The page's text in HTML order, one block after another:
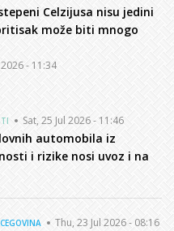
- 11:34
Celzijusa nisu jedini
može biti mnogo
Sat, 25 Jul 2026 - 11:46
automobila iz
i rizike nosi uvoz i na
Thu, 23 Jul 2026 - 08:16